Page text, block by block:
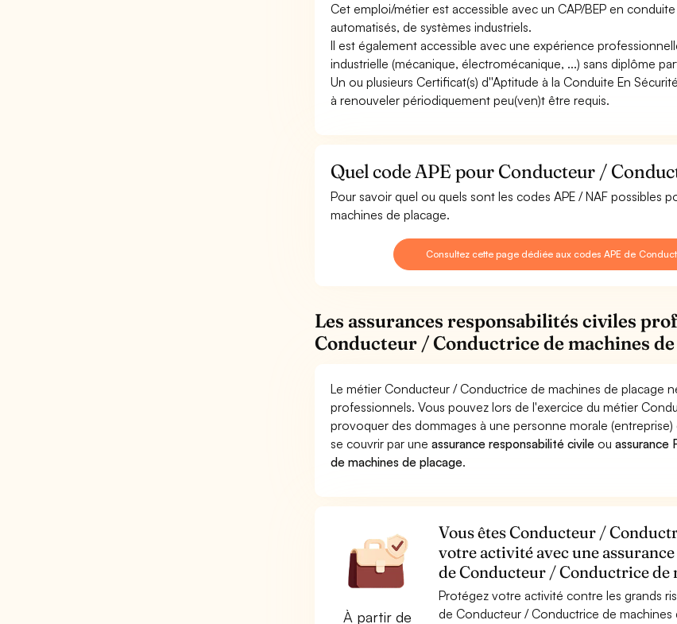
Cet emploi/métier est accessible avec un CAP/BEP en
automatisés, de systèmes industriels.
Il est également accessible avec une expérience
industrielle (mécanique, électromécanique, ...) sans diplôme
Un ou plusieurs Certificat(s) d''Aptitude à la Conduite En
à renouveler périodiquement peu(ven)t être requis.
Quel code APE pour Conducteur /
Pour savoir quel ou quels sont les codes APE / NAF possibles
machines de placage.
Consultez cette page dédiée aux codes APE de
Les assurances responsabilités civiles
Conducteur / Conductrice de machines de
Le métier Conducteur / Conductrice de machines de placage
professionnels. Vous pouvez lors de l'exercice du métier
provoquer des dommages à une personne morale
se couvrir par uneassurance responsabilité civile ouassurance
de machines de placage.
À partir de
Vous êtes Conducteur /
votre activité avec une
de Conducteur / Conductrice de
Protégez votre activité contre les grands
de Conducteur / Conductrice de